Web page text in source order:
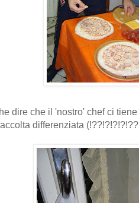
dire che il 'nostro' chef ci
differenziata